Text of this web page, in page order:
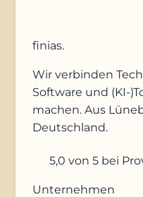
finias.
Wir verbinden
Software und (KI-
machen. Aus
Deutschland.
5,0 von 5 bei
Unternehmen